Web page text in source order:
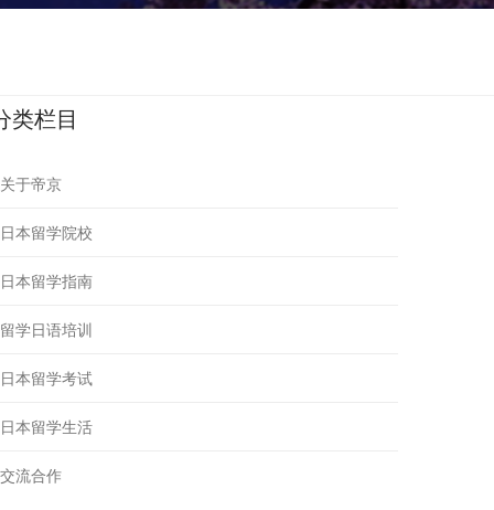
类栏目
于帝京
本留学院校
本留学指南
学日语培训
本留学考试
本留学生活
流合作